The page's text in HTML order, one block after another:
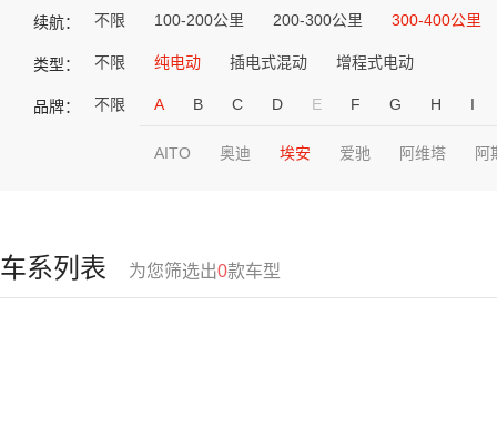
续航： 不限 100-200公里 200-300公里 300-400公里
类型： 不限 纯电动 插电式混动 增程式电动
品牌： 不限 A B C D E F G H I
AITO 奥迪 埃安 爱驰 阿维塔 阿
车系列表 为您筛选出0款车型